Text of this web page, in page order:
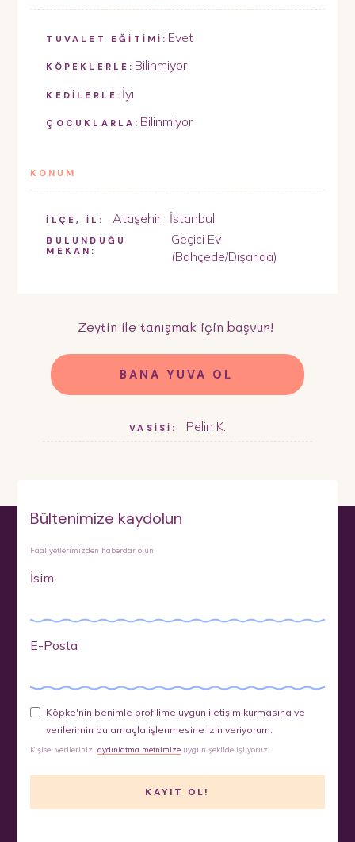
TUVALET EĞİTİMİ: Evet
KÖPEKLERLE: Bilinmiyor
KEDİLERLE: İyi
ÇOCUKLARLA: Bilinmiyor
KONUM
İLÇE, İL: Ataşehir, İstanbul
BULUNDUĞU
MEKAN:
Geçici Ev
(Bahçede/Dışarıda)
Zeytin ile tanışmak için başvur!
BANA YUVA OL
VASİSİ: Pelin K.
Bültenimize kaydolun
Faaliyetlerimizden haberdar olun
İsim
E-Posta
Köpke'nin benimle profilime uygun iletişim kurmasına ve
verilerimin bu amaçla işlenmesine izin veriyorum.
Kişisel verileriniziaydınlatma metnimize uygun şekilde işliyoruz.